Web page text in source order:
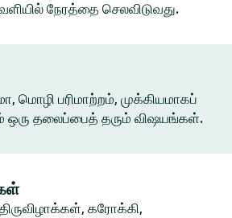
நேரத்தை செலவிடுவது.
மொழி பரிமாற்றம், முக்கியமாகப்
ஒரு தலைப்பைத் தரும் விஷயங்கள்.
கரோக்கி,